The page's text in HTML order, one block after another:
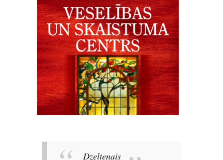
Dzeltenais